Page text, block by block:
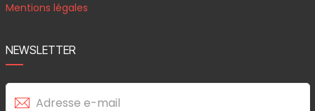
Mentions légales
NEWSLETTER